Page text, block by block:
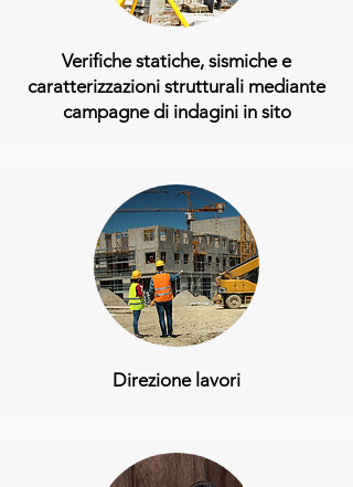
Verifiche statiche, sismiche e
caratterizzazioni strutturali mediante
campagne di indagini in sito
Direzione lavori